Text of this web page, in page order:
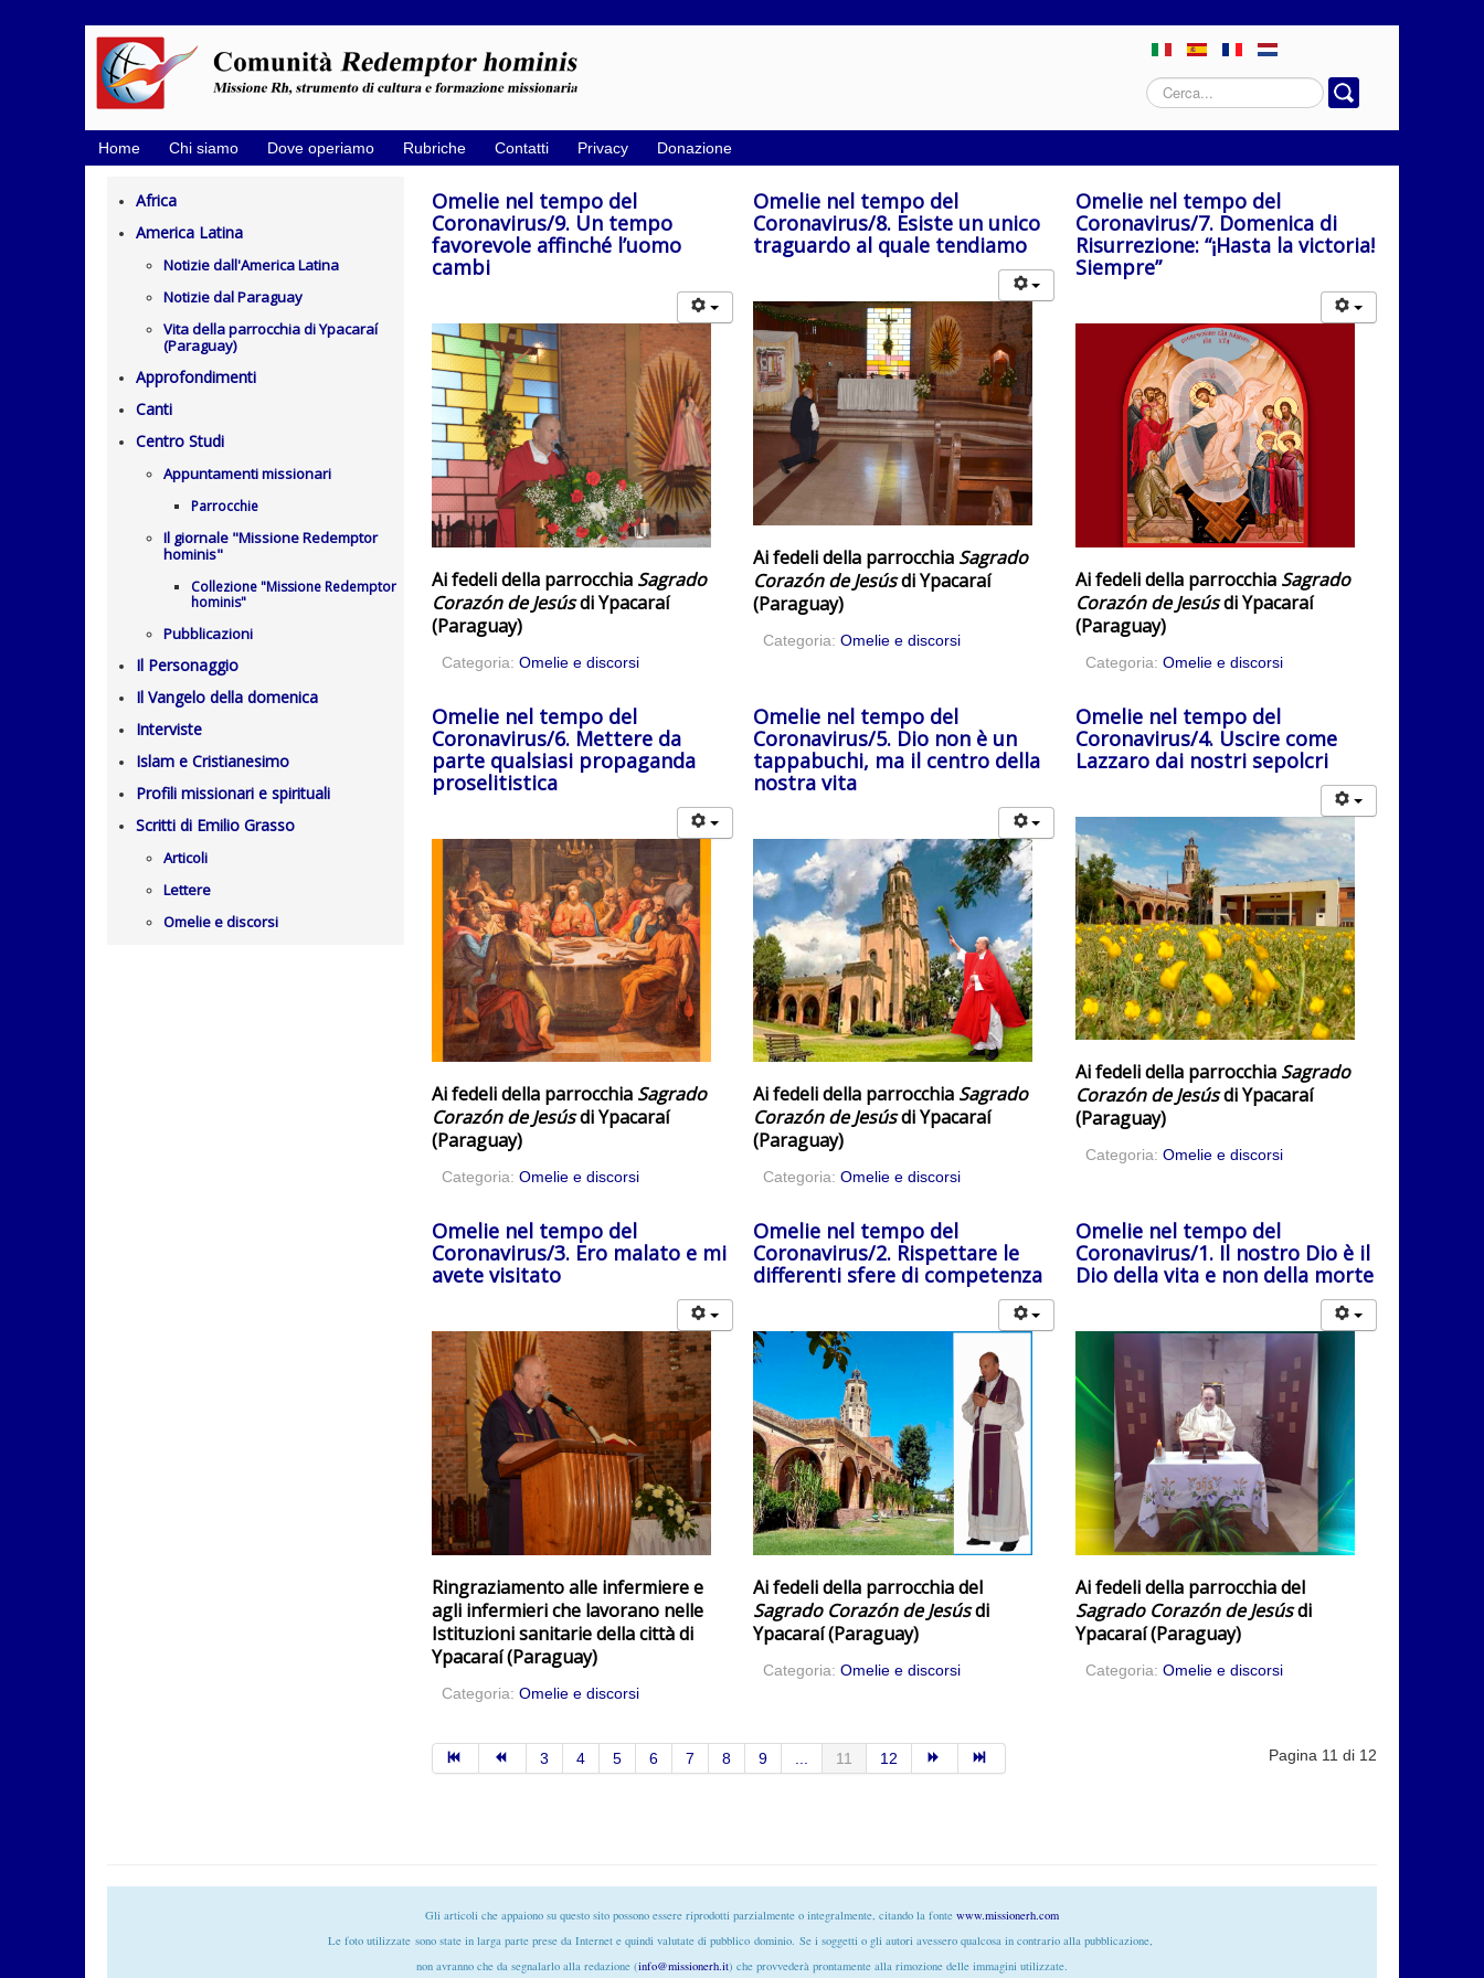
Cerca...
Home Chi siamo Dove operiamo Rubriche Contatti Privacy Donazione
Africa
America Latina
Notizie dall'America Latina
Notizie dal Paraguay
Vita della parrocchia di Ypacaraí
(Paraguay)
Approfondimenti
Canti
Centro Studi
Appuntamenti missionari
Parrocchie
Il giornale "Missione Redemptor
hominis"
Collezione "Missione Redemptor
hominis"
Pubblicazioni
Il Personaggio
Il Vangelo della domenica
Interviste
Islam e Cristianesimo
Profili missionari e spirituali
Scritti di Emilio Grasso
Articoli
Lettere
Omelie e discorsi
Omelie nel tempo del
Coronavirus/9. Un tempo
favorevole affinché l’uomo
cambi
Ai fedeli della parrocchia Sagrado
Corazón de Jesúsdi Ypacaraí
(Paraguay)
Categoria: Omelie e discorsi
Omelie nel tempo del
Coronavirus/8. Esiste un unico
traguardo al quale tendiamo
Ai fedeli della parrocchia Sagrado
Corazón de Jesúsdi Ypacaraí
(Paraguay)
Categoria:Omelie e discorsi
Omelie nel tempo del
Coronavirus/7. Domenica di
Risurrezione: “¡Hasta la victoria!
Siempre”
Ai fedeli della parrocchia Sagrado
Corazón de Jesúsdi Ypacaraí
(Paraguay)
Categoria: Omelie e discorsi
Omelie nel tempo del
Coronavirus/6. Mettere da
parte qualsiasi propaganda
proselitistica
Ai fedeli della parrocchia Sagrado
Corazón de Jesúsdi Ypacaraí
(Paraguay)
Categoria: Omelie e discorsi
Omelie nel tempo del
Coronavirus/5. Dio non è un
tappabuchi, ma il centro della
nostra vita
Ai fedeli della parrocchia Sagrado
Corazón de Jesúsdi Ypacaraí
(Paraguay)
Categoria:Omelie e discorsi
Omelie nel tempo del
Coronavirus/4. Uscire come
Lazzaro dai nostri sepolcri
Ai fedeli della parrocchia Sagrado
Corazón de Jesúsdi Ypacaraí
(Paraguay)
Categoria: Omelie e discorsi
Omelie nel tempo del
Coronavirus/3. Ero malato e mi
avete visitato
Ringraziamento alle infermiere e
agli infermieri che lavorano nelle
Istituzioni sanitarie della città di
Ypacaraí (Paraguay)
Categoria: Omelie e discorsi
Omelie nel tempo del
Coronavirus/2. Rispettare le
differenti sfere di competenza
Ai fedeli della parrocchia del
Sagrado Corazón de Jesúsdi
Ypacaraí (Paraguay)
Categoria:Omelie e discorsi
Omelie nel tempo del
Coronavirus/1. Il nostro Dio è il
Dio della vita e non della morte
Ai fedeli della parrocchia del
Sagrado Corazón de Jesúsdi
Ypacaraí (Paraguay)
Categoria: Omelie e discorsi
Pagina 11 di 12
3 4 5 6 7 8 9 11 12
Gli articoli che appaiono su questo sito possono essere riprodotti parzialmente o integralmente, citando la fonte www.missionerh.com
Le foto utilizzate sono state in larga parte prese da Internet e quindi valutate di pubblico dominio. Se i soggetti o gli autori avessero qualcosa in contrario alla pubblicazione,
non avranno che da segnalarlo alla redazione (info@missionerh.it) che provvederà prontamente alla rimozione delle immagini utilizzate.